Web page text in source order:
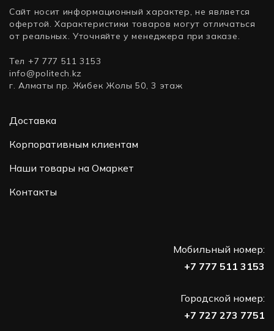
Сайт носит информационный характер, не является
офертой. Характеристики товаров могут отличаться
от реальных. Уточняйте у менеджера при заказе.
Тел +7 777 511 3153
info@politech.kz
г. Алматы пр. Жибек Жолы 50, 3 этаж
Доставка
Корпоративным клиентам
Наши товары на Омаркет
Контакты
Мобильный номер:
+7 777 511 3153
Городской номер:
+7 727 273 7751